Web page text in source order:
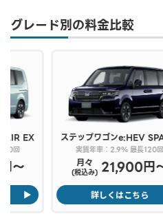
グレード別の料金比較
ステップワゴンe:HEVSPADA
実質年率：2.9% 最長120回
21,900円〜
詳しくはこちら